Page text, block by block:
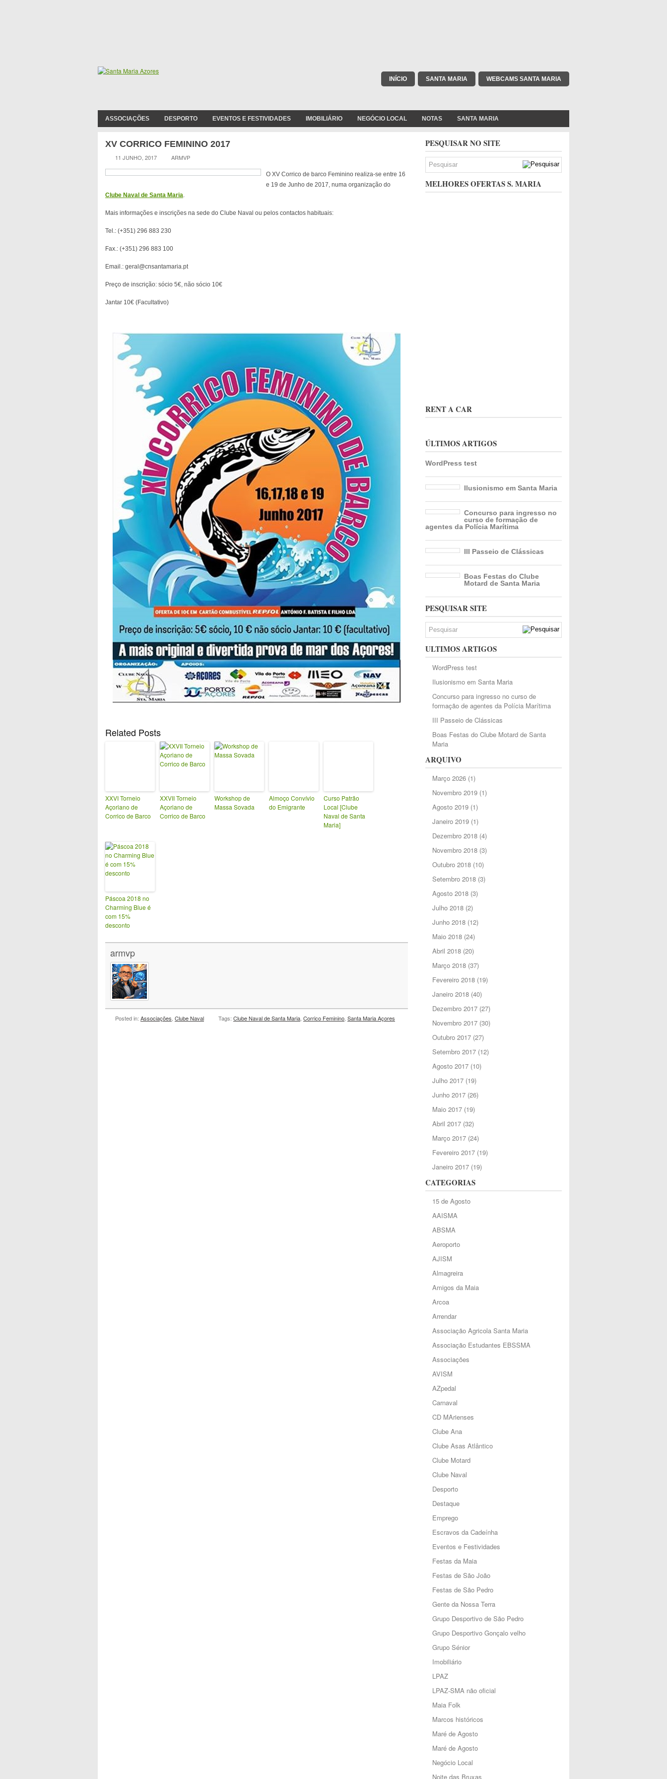
INÍCIO SANTA MARIA WEBCAMS SANTA MARIA
ASSOCIAÇÕES DESPORTO EVENTOS E FESTIVIDADES IMOBILIÁRIO NEGÓCIO LOCAL NOTAS SANTA MARIA
XV CORRICO FEMININO 2017
11 JUNHO, 2017 ARMVP
O XV Corrico de barco Feminino realiza-se entre 16
e 19 de Junho de 2017, numa organização do
Clube Naval de Santa Maria.
Mais informações e inscrições na sede do Clube Naval ou pelos contactos habituais:
Tel.: (+351) 296 883 230
Fax.: (+351) 296 883 100
Email.: geral@cnsantamaria.pt
Preço de inscrição: sócio 5€, não sócio 10€
Jantar 10€ (Facultativo)
Related Posts
XXVI Torneio
Açoriano de
Corrico de Barco
XXVII Torneio
Açoriano de
Corrico de Barco
Workshop de
Massa Sovada
Almoço Convívio
do Emigrante
Curso Patrão
Local [Clube
Naval de Santa
Maria]
Páscoa 2018 no
Charming Blue é
com 15%
desconto
armvp
Posted in: Associações Clube Naval Tags: Clube Naval de Santa Maria Corrico Feminino Santa Maria Açores
PESQUISAR NO SITE
MELHORES OFERTAS S. MARIA
RENT A CAR
ÚLTIMOS ARTIGOS
WordPress test
Ilusionismo em Santa Maria
Concurso para ingresso no
curso de formação de
agentes da Polícia Marítima
III Passeio de Clássicas
Boas Festas do Clube
Motard de Santa Maria
PESQUISAR SITE
ULTIMOS ARTIGOS
WordPress test
Ilusionismo em Santa Maria
Concurso para ingresso no curso de
formação de agentes da Polícia Marítima
III Passeio de Clássicas
Boas Festas do Clube Motard de Santa
Maria
ARQUIVO
Março 2026(1)
Novembro 2019(1)
Agosto 2019(1)
Janeiro 2019(1)
Dezembro 2018(4)
Novembro 2018(3)
Outubro 2018(10)
Setembro 2018(3)
Agosto 2018(3)
Julho 2018(2)
Junho 2018(12)
Maio 2018(24)
Abril 2018(20)
Março 2018(37)
Fevereiro 2018(19)
Janeiro 2018(40)
Dezembro 2017(27)
Novembro 2017(30)
Outubro 2017(27)
Setembro 2017(12)
Agosto 2017(10)
Julho 2017(19)
Junho 2017(26)
Maio 2017(19)
Abril 2017(32)
Março 2017(24)
Fevereiro 2017(19)
Janeiro 2017(19)
CATEGORIAS
15 de Agosto
AAISMA
ABSMA
Aeroporto
AJISM
Almagreira
Amigos da Maia
Arcoa
Arrendar
Associação Agricola Santa Maria
Associação Estudantes EBSSMA
Associações
AVISM
AZpedal
Carnaval
CD MArienses
Clube Ana
Clube Asas Atlântico
Clube Motard
Clube Naval
Desporto
Destaque
Emprego
Escravos da Cadeínha
Eventos e Festividades
Festas da Maia
Festas de São João
Festas de São Pedro
Gente da Nossa Terra
Grupo Desportivo de São Pedro
Grupo Desportivo Gonçalo velho
Grupo Sénior
Imobiliário
LPAZ
LPAZ-SMA não oficial
Maia Folk
Marcos históricos
Maré de Agosto
Maré de Agosto
Negócio Local
Noite das Bruxas